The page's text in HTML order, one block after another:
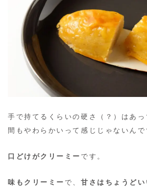
手で持てるくらいの硬さ（？）はあ
間もやわらかいって感じじゃないんで
口どけがクリーミー です。
味もクリーミー で、甘さはちょうどい